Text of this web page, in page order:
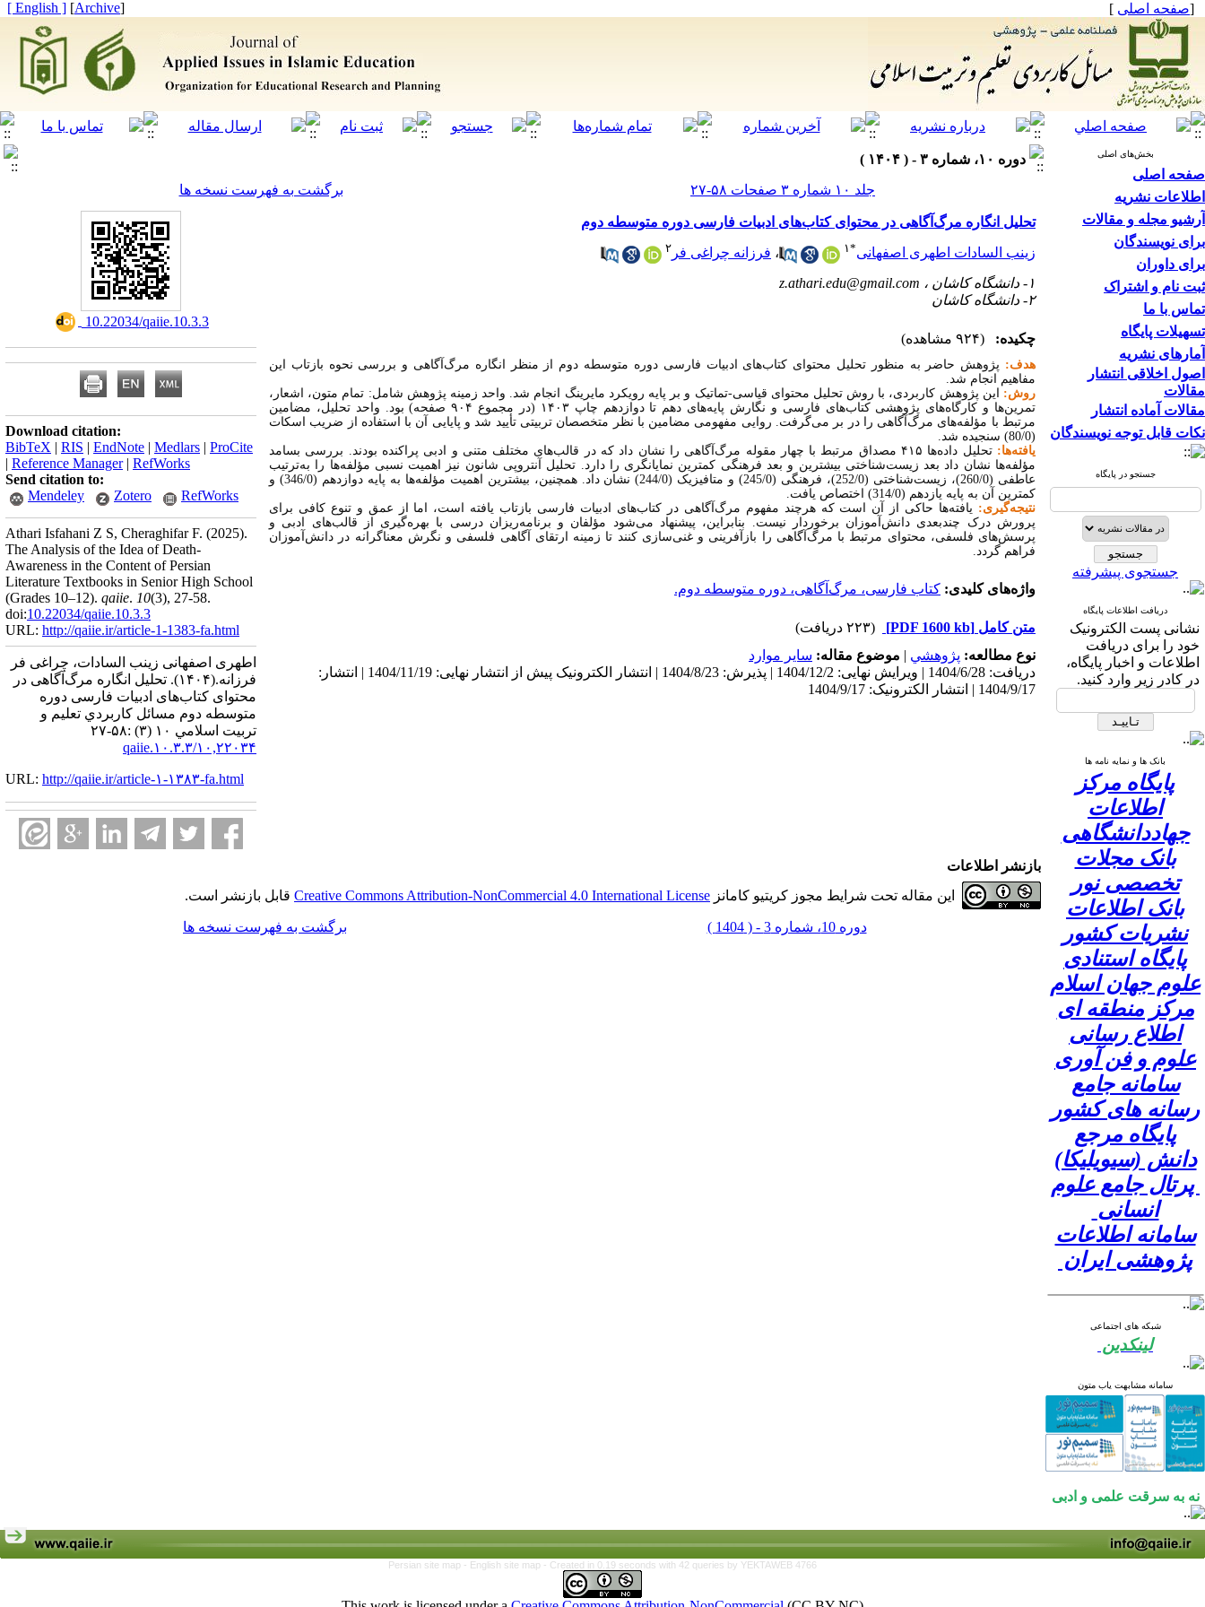
[صفحه اصلی ]
[
Archive
]
[ English ]
بخش‌های اصلی
صفحه اصلی
اطلاعات نشریه
آرشیو مجله و مقالات
برای نویسندگان
برای داوران
ثبت نام و اشتراک
تماس با ما
تسهیلات پایگاه
آمارهای نشریه
اصول اخلاقی انتشار
مقالات
مقالات آماده انتشار
نکات قابل توجه نویسندگان
جستجو در پایگاه
جستجوی پیشرفته
دریافت اطلاعات پایگاه
نشانی پست الکترونیک
خود را برای دریافت
اطلاعات و اخبار پایگاه،
در کادر زیر وارد کنید.
بانک ها و نمایه نامه ها
پایگاه مرکز
اطلاعات
جهاددانشگاهی
بانک مجلات
تخصصی نور
بانک اطلاعات
نشریات کشور
پایگاه استنادی
علوم جهان اسلام
مرکز منطقه ای
اطلاع رسانی
علوم و فن آوری
سامانه جامع
رسانه های کشور
پایگاه مرجع
دانش (سیویلیکا)
پرتال جامع علوم
انسانی
سامانه اطلاعات
پژوهشی ایران
شبکه های اجتماعی
لینکدین
سامانه مشابهت یاب متون
نه به سرقت علمی و ادبی
دوره ۱۰، شماره ۳ - ( ۱۴۰۴ )
جلد ۱۰ شماره ۳ صفحات ۵۸-۲۷
برگشت به فهرست نسخه ها
تحلیل انگاره مرگ‌آگاهی در محتوای کتاب‌های ادبیات فارسی دوره متوسطه دوم
زینب السادات اطهری اصفهانی*۱ ، فرزانه چراغی فر ۲
۱- دانشگاه کاشان ،
z.athari.edu@gmail.com
۲- دانشگاه کاشان
چکیده: (۹۲۴ مشاهده)
هدف: پژوهش حاضر به منظور تحلیل محتوای کتاب‌های ادبیات فارسی دوره متوسطه دوم از منظر انگاره مرگ‌آگاهی و بررسی نحوه بازتاب این
مفاهیم انجام شد.
روش:
این پژوهش کاربردی، با روش تحلیل محتوای قیاسی-تماتیک و بر پایه رویکرد مایرینگ انجام شد. واحد زمینه پژوهش شامل: تمام متون، اشعار،
تمرین‌ها و کارگاه‌های پژوهشی کتاب‌های فارسی و نگارش پایه‌های دهم تا دوازدهم چاپ ۱۴۰۳ (در مجموع ۹۰۴ صفحه) بود. واحد تحلیل، مضامین
مرتبط با مؤلفه‌های مرگ‌آگاهی را در بر می‌گرفت. روایی مفهومی مضامین با نظر متخصصان تربیتی تأیید شد و پایایی آن با استفاده از ضریب اسکات
(80/0) سنجیده شد
.
یافته‌ها:
تحلیل داده‌ها ۴۱۵ مصداق مرتبط با چهار مقوله مرگ‌آگاهی را نشان داد که در قالب‌های مختلف متنی و ادبی پراکنده بودند. بررسی بسامد
مؤلفه‌ها نشان داد بعد زیست‌شناختی بیشترین و بعد فرهنگی کمترین نمایانگری را دارد. تحلیل آنتروپی شانون نیز اهمیت نسبی مؤلفه‌ها را به‌ترتیب
عاطفی (260/0)، زیست‌شناختی (252/0)، فرهنگی (245/0) و متافیزیک (244/0) نشان داد. همچنین، بیشترین اهمیت مؤلفه‌ها به پایه دوازدهم (346/0) و
کمترین آن به پایه یازدهم (314/0) اختصاص یافت
.
نتیجه‌گیری: یافته‌ها حاکی از آن است که هرچند مفهوم مرگ‌آگاهی در کتاب‌های ادبیات فارسی بازتاب یافته است، اما از عمق و تنوع کافی برای
پرورش درک چندبعدی دانش‌آموزان برخوردار نیست. بنابراین، پیشنهاد می‌شود مؤلفان و برنامه‌ریزان درسی با بهره‌گیری از قالب‌های ادبی و
پرسش‌های فلسفی، محتوای مرتبط با مرگ‌آگاهی را بازآفرینی و غنی‌سازی کنند تا زمینه ارتقای آگاهی فلسفی و نگرش معناگرانه در دانش‌آموزان
فراهم گردد.
واژه‌های کلیدی: کتاب فارسی، مرگ‌آگاهی، دوره متوسطه دوم.
متن کامل [PDF 1600 kb]
(۲۲۳ دریافت)
نوع مطالعه: پژوهشي | موضوع مقاله: ساير موارد
دریافت: 1404/6/28 | ویرایش نهایی: 1404/12/2 | پذیرش: 1404/8/23 | انتشار الکترونیک پیش از انتشار نهایی: 1404/11/19 | انتشار:
1404/9/17 | انتشار الکترونیک: 1404/9/17
‎ 10.22034/qaiie.10.3.3
Download citation:
BibTeX | RIS | EndNote | Medlars | ProCite
| Reference Manager| RefWorks
Send citation to:
Mendeley
Zotero RefWorks
Athari Isfahani Z S, Cheraghifar F. (2025).
The Analysis of the Idea of Death-
Awareness in the Content of Persian
Literature Textbooks in Senior High School
(Grades 10–12). qaiie. 10(3), 27-58.
doi:10.22034/qaiie.10.3.3
URL: http://qaiie.ir/article-1-1383-fa.html
اطهری اصفهانی زینب السادات، چراغی فر
فرزانه.(۱۴۰۴).
تحلیل انگاره مرگ‌آگاهی در
محتوای کتاب‌های ادبیات فارسی دوره
متوسطه دوم مسائل كاربردي تعليم و
تربيت اسلامي ۱۰ (۳) :۵۸-۲۷
۱۰,۲۲۰۳۴/qaiie.۱۰.۳.۳
URL: http://qaiie.ir/article-۱-۱۳۸۳-fa.html
بازنشر اطلاعات
این مقاله تحت شرایط مجوز کریتیو کامانز Creative Commons Attribution-NonCommercial 4.0 International License قابل بازنشر است.
دوره 10، شماره 3 - ( 1404 ) برگشت به فهرست نسخه ها
Persian site map - English site map - Created in 0.19 seconds with 42 queries by YEKTAWEB 4766